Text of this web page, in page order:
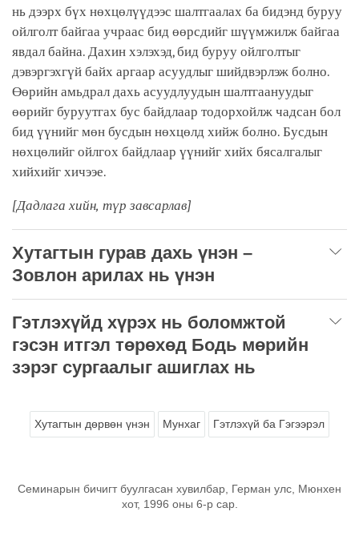
нь дээрх бүх нөхцөлүүдээс шалтгаалах ба бидэнд буруу
ойлголт байгаа учраас бид өөрсдийг шүүмжилж байгаа
явдал байна. Дахин хэлэхэд, бид буруу ойлголтыг
дэвэргэхгүй байх аргаар асуудлыг шийдвэрлэж болно.
Өөрийн амьдрал дахь асуудлуудын шалтгаануудыг
өөрийг буруутгах бус байдлаар тодорхойлж чадсан бол
бид үүнийг мөн бусдын нөхцөлд хийж болно. Бусдын
нөхцөлийг ойлгох байдлаар үүнийг хийх бясалгалыг
хийхийг хичээе.
[Дадлага хийн, түр завсарлав]
Хутагтын гурав дахь үнэн –
Зовлон арилах нь үнэн
Гэтлэхүйд хүрэх нь боломжтой
гэсэн итгэл төрөхөд Бодь мөрийн
зэрэг сургаалыг ашиглах нь
Хутагтын дөрвөн үнэн Мунхаг Гэтлэхүй ба Гэгээрэл
Семинарын бичигт буулгасан хувилбар, Герман улс, Мюнхен
хот, 1996 оны 6-р сар.